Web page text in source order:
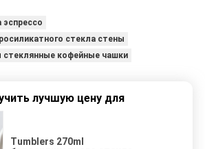
эспрессо
стекла стены
стеклянные кофейные чашки
лучшую цену для
Tumblers 270ml